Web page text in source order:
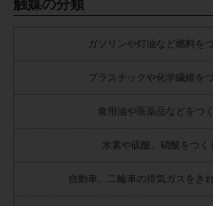
触媒の分類
ガソリンや灯油など燃料を
プラスチックや化学繊維を
食用油や医薬品などをつ
水素や硫酸、硝酸をつく
自動車、二輪車の排気ガスをき